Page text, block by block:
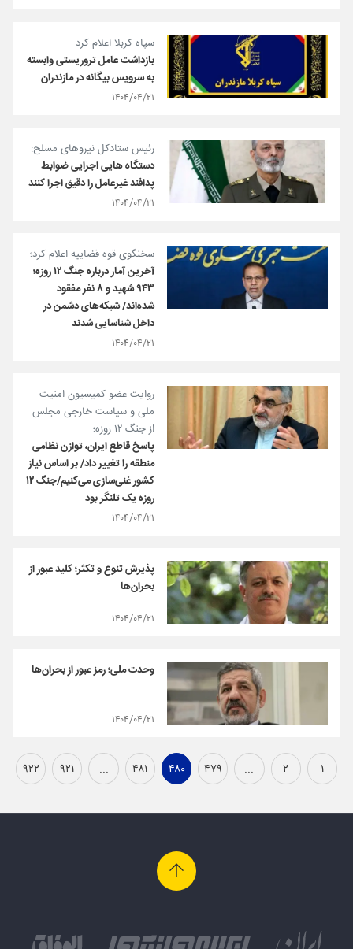
سپاه کربلا اعلام کرد
بازداشت عامل تروریستی وابسته
به سرویس بیگانه در مازندران
۱۴۰۴/۰۴/۲۱
رئیس ستادکل نیروهای مسلح:
دستگاه هایی اجرایی ضوابط
پدافند غیرعامل را دقیق اجرا کنند
۱۴۰۴/۰۴/۲۱
سخنگوی قوه قضاییه اعلام کرد؛
آخرین آمار درباره جنگ ۱۲ روزه؛
۹۴۳ شهید و ۸ نفر مفقود
شده‌اند/ شبکه‌های دشمن در
داخل شناسایی شدند
۱۴۰۴/۰۴/۲۱
روایت عضو کمیسیون امنیت
ملی و سیاست خارجی مجلس
از جنگ ۱۲ روزه؛
پاسخ قاطع ایران، توازن نظامی
منطقه را تغییر داد/ بر اساس نیاز
کشور غنی‌سازی می‌کنیم/جنگ ۱۲
روزه یک تلنگر بود
۱۴۰۴/۰۴/۲۱
پذیرش تنوع و تکثر؛ کلید عبور از
بحران‌ها
۱۴۰۴/۰۴/۲۱
وحدت ملی؛ رمز عبور از بحران‌ها
۱۴۰۴/۰۴/۲۱
۱ ۲ ... ۴۷۹ ۴۸۰ ۴۸۱ ... ۹۲۱ ۹۲۲